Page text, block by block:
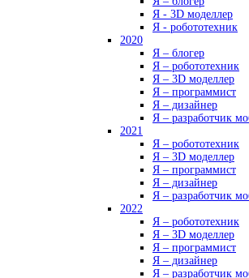
Я - 3D моделлер
Я - робототехник
2020
Я – блогер
Я – робототехник
Я – 3D моделлер
Я – программист
Я – дизайнер
Я – разработчик
2021
Я – робототехник
Я – 3D моделлер
Я – программист
Я – дизайнер
Я – разработчик
2022
Я – робототехник
Я – 3D моделлер
Я – программист
Я – дизайнер
Я – разработчик